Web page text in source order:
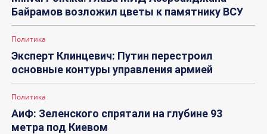
Байрамов возложил цветы к памятнику ВСУ
Политика
Эксперт Клинцевич: Путин перестроил
основные контуры управления армией
Политика
АиФ: Зеленского спрятали на глубине 93
метра под Киевом